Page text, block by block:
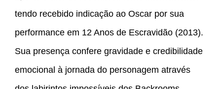
tendo recebido indicação ao Oscar por sua
performance em 12 Anos de Escravidão (2013).
Sua presença confere gravidade e credibilidade
emocional à jornada do personagem através